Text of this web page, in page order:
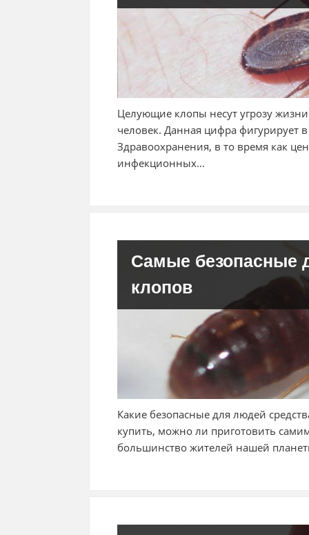
Целующие клопы несут угрозу
человек. Данная цифра фигурирует
Здравоохранения, в то время как
инфекционных…
Самые безопасные
клопов
Какие безопасные для людей
купить, можно ли приготовить
большинство жителей нашей